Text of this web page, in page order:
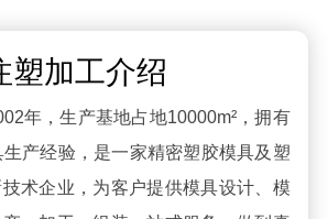
塑加工介绍
年，生产基地占地10000m²，拥有
产经验，是一家精密塑胶模具及塑
术企业，为客户提供模具设计、模